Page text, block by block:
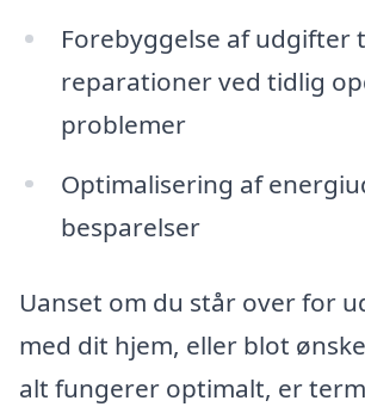
Forebyggelse af udgifter
reparationer ved tidlig
problemer
Optimalisering af
besparelser
Uanset om du står over for
med dit hjem, eller blot
alt fungerer optimalt, er